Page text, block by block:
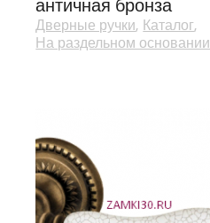
античная бронза
Дверные ручки Каталог
На раздельном основании